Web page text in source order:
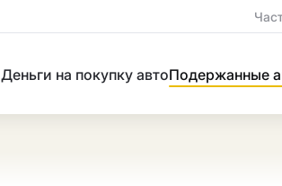
Деньги на покупку автоПодержанные